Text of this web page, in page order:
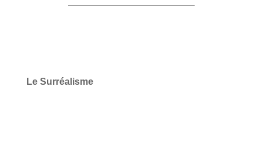
Le Surréalisme